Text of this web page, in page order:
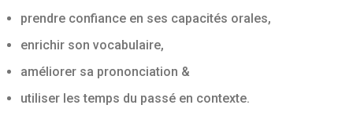
prendre confiance en ses capacités orales,
enrichir son vocabulaire,
améliorer sa prononciation &
utiliser les temps du passé en contexte.